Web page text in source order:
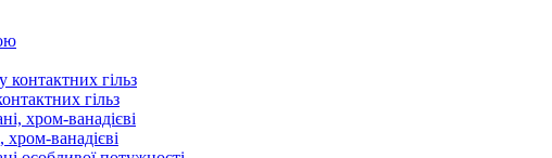
гільз
хром-ванадієві